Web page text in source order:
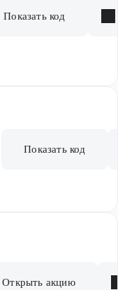
Показать код
Показать код
Открыть акцию